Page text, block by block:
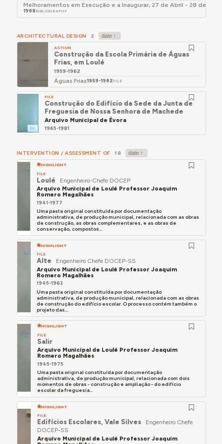
Melhoramentos em Execução e a Inaugurar, 27 de Abril - 28 de
1968 BIBLIOGRAPHY
ARCHITECTURAL DESIGN 2
ACTION
Construção da Escola Primária de Águas
Frias, em Loulé
1959-1962
Águas Frias1959-1962 FILE
FILE
Construção do Edifício da Sede da Junta de
Freguesia de Nossa Senhora de Machede
Arquivo Municipal de Évora
1965-1981
INTERVENTION / ASSESSMENT OF 18
HIGHLIGHT
FILE
Loulé
Engenheiro-Chefe DOCEP
Arquivo Municipal de Loulé Professor Joaquim
Romero Magalhães
1941-1977
Uma pasta original constituída por documentação
administrativa, de produção municipal, relacionada com as obras
de construção, as obras complementares, e as obras de
conservação, compostos...
HIGHLIGHT
FILE
Alte
Engenheiro Chefe DOCEP-SS
Arquivo Municipal de Loulé Professor Joaquim
Romero Magalhães
1945-1963
Uma pasta original constituída por documentação
administrativa, de produção municipal, relacionada com as obras
de construção do edifício escolar. O processo contém também o
projeto das...
HIGHLIGHT
FILE
Salir
Arquivo Municipal de Loulé Professor Joaquim
Romero Magalhães
1945-1975
Uma pasta original constituída por documentação
administrativa, de produção municipal, relacionada com dois
momentos de obras - construção e ampliação - do edifício
escolar da freguesia...
HIGHLIGHT
FILE
Edifícios Escolares, Vale Silves
Engenheiro Chefe
DOCEP-SS
Arquivo Municipal de Loulé Professor Joaquim